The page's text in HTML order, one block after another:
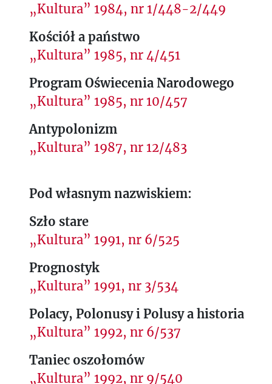
„Kultura” 1984, nr 1/448-2/449
Kościół a państwo
„Kultura” 1985, nr 4/451
Program Oświecenia Narodowego
„Kultura” 1985, nr 10/457
Antypolonizm
„Kultura” 1987, nr 12/483
Pod własnym nazwiskiem:
Szło stare
„Kultura” 1991, nr 6/525
Prognostyk
„Kultura” 1991, nr 3/534
Polacy, Polonusy i Polusy a historia
„Kultura” 1992, nr 6/537
Taniec oszołomów
„Kultura” 1992, nr 9/540